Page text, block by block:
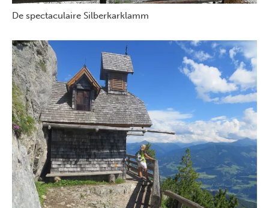
De spectaculaire Silberkarklamm